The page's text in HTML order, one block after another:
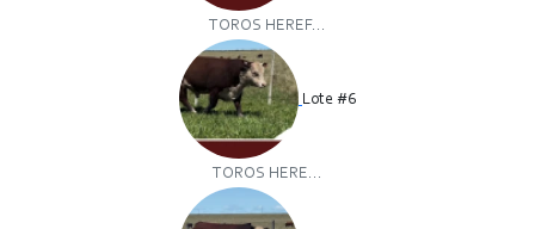
TOROS HEREF...
Lote #6
TOROS HERE...